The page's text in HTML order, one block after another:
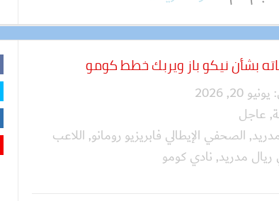
بشأن نيكو باز ويربك خطط كومو
يونيو 20, 2026
, عاجل
, الصحفي الإيطالي فابريزيو رومانو, اللاعب
ريال مدريد, نادي كومو